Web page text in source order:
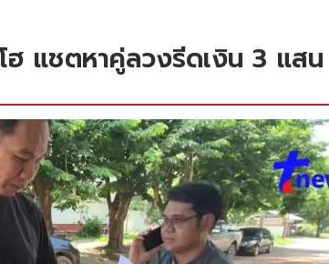
ฮ แชตหาคู่ลวงรีดเงิน 3 แสน